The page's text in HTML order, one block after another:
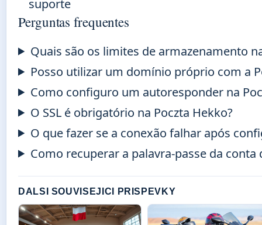
suporte
Perguntas frequentes
Quais são os limites de armazenamento
Posso utilizar um domínio próprio com a
Como configuro um autoresponder na
O SSL é obrigatório na Poczta Hekko?
O que fazer se a conexão falhar após
Como recuperar a palavra-passe da conta
DALSI SOUVISEJICI PRISPEVKY